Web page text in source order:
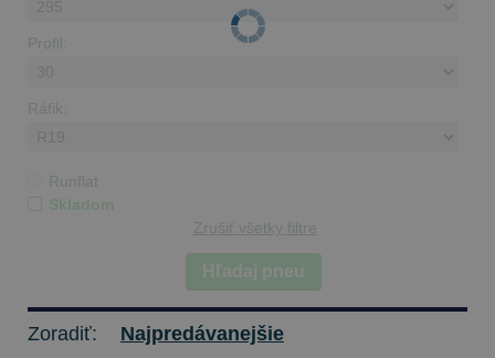
Profil:
Ráfik:
Runflat
Skladom
Zrušiť všetky filtre
Hľadaj pneu
Zoradiť:
Najpredávanejšie